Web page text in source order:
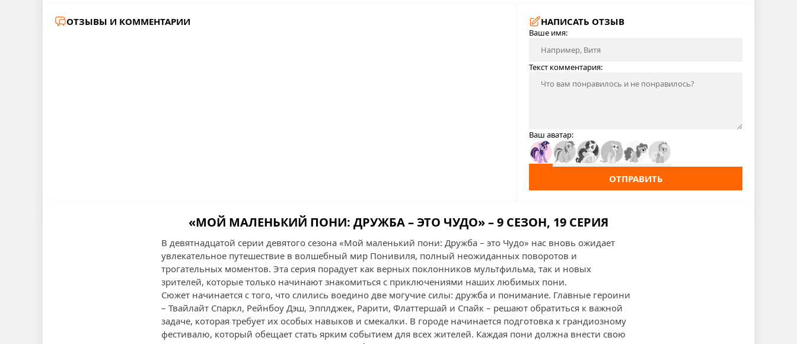
ОТЗЫВЫ И КОММЕНТАРИИ НАПИСАТЬ ОТЗЫВ
Ваше имя:
Текст комментария:
Ваш аватар:
ОТПРАВИТЬ
«МОЙ МАЛЕНЬКИЙ ПОНИ: ДРУЖБА – ЭТО ЧУДО» – 9 СЕЗОН, 19 СЕРИЯ
В девятнадцатой серии девятого сезона «Мой маленький пони: Дружба – это Чудо» нас вновь ожидает
увлекательное путешествие в волшебный мир Понивиля, полный неожиданных поворотов и
трогательных моментов. Эта серия порадует как верных поклонников мультфильма, так и новых
зрителей, которые только начинают знакомиться с приключениями наших любимых пони.
Сюжет начинается с того, что слились воедино две могучие силы: дружба и понимание. Главные героини
– Твайлайт Спаркл, Рейнбоу Дэш, Эпплджек, Рарити, Флаттершай и Спайк – решают обратиться к важной
задаче, которая требует их особых навыков и смекалки. В городе начинается подготовка к грандиозному
фестивалю, который обещает стать ярким событием для всех жителей. Каждая пони должна внести свою